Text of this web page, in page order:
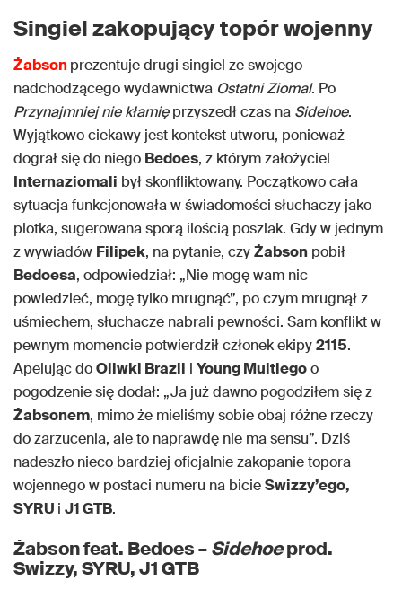
Singiel zakopujący topór wojenny
Żabsonprezentuje drugi singiel ze swojego
nadchodzącego wydawnictwa Ostatni Ziomal. Po
Przynajmniej nie kłamięprzyszedł czas na Sidehoe.
Wyjątkowo ciekawy jest kontekst utworu, ponieważ
dograł się do niego Bedoes, z którym założyciel
Internaziomali był skonfliktowany. Początkowo cała
sytuacja funkcjonowała w świadomości słuchaczy jako
plotka, sugerowana sporą ilością poszlak. Gdy w jednym
z wywiadów Filipek, na pytanie, czyŻabson pobił
Bedoesa, odpowiedział: „Nie mogę wam nic
powiedzieć, mogę tylko mrugnąć”, po czym mrugnął z
uśmiechem, słuchacze nabrali pewności. Sam konflikt w
pewnym momencie potwierdził członek ekipy2115.
Apelując doOliwki Brazil i Young Multiegoo
pogodzenie się dodał: „Ja już dawno pogodziłem się z
Żabsonem, mimo że mieliśmy sobie obaj różne rzeczy
do zarzucenia, ale to naprawdę nie ma sensu”. Dziś
nadeszło nieco bardziej oficjalnie zakopanie topora
wojennego w postaci numeru na bicieSwizzy’ego,
SYRU i J1 GTB.
Żabson feat. Bedoes –Sidehoeprod.
Swizzy, SYRU, J1 GTB